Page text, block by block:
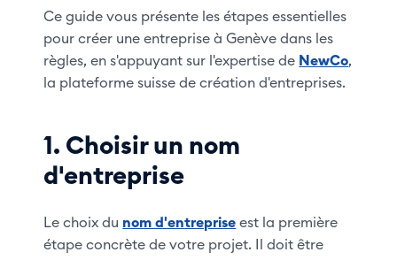
Ce guide vous présente les étapes essentielles
pour créer une entreprise à Genève dans les
règles, en s'appuyant sur l'expertise de NewCo,
la plateforme suisse de création d'entreprises.
1. Choisir un nom
d'entreprise
Le choix du nom d'entreprise est la première
étape concrète de votre projet. Il doit être